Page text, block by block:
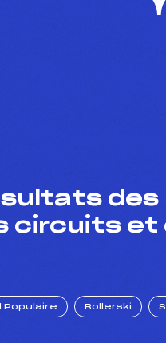
circuits et
Populaire Rollerski